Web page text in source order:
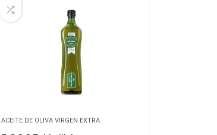
ACEITE DE OLIVA VIRGEN EXTRA